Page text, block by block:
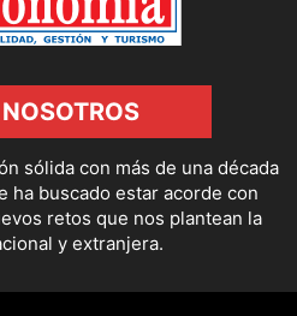
sólida con más de una década
ha buscado estar acorde con
retos que nos plantean la
y extranjera.